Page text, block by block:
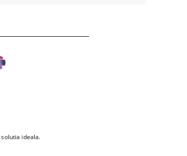
ideala.